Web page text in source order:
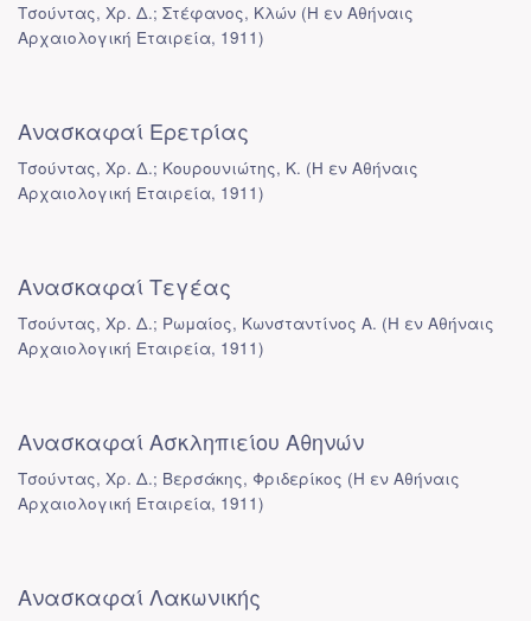
Τσούντας, Χρ. Δ.; Στέφανος, Κλών (Η εν Αθήναις
Αρχαιολογική Εταιρεία, 1911)
Ανασκαφαί Ερετρίας
Τσούντας, Χρ. Δ.; Κουρουνιώτης, Κ. (Η εν Αθήναις
Αρχαιολογική Εταιρεία, 1911)
Ανασκαφαί Τεγέας
Τσούντας, Χρ. Δ.; Ρωμαίος, Κωνσταντίνος Α. (Η εν Αθήναις
Αρχαιολογική Εταιρεία, 1911)
Ανασκαφαί Ασκληπιείου Αθηνών
Τσούντας, Χρ. Δ.; Βερσάκης, Φριδερίκος (Η εν Αθήναις
Αρχαιολογική Εταιρεία, 1911)
Ανασκαφαί Λακωνικής